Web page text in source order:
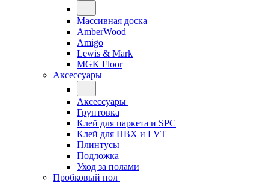
Массивная доска
AmberWood
Amigo
Lewis & Mark
MGK Floor
Аксессуары
Аксессуары
Грунтовка
Клей для паркета и SPC
Клей для ПВХ и LVT
Плинтусы
Подложка
Уход за полами
Пробковый пол